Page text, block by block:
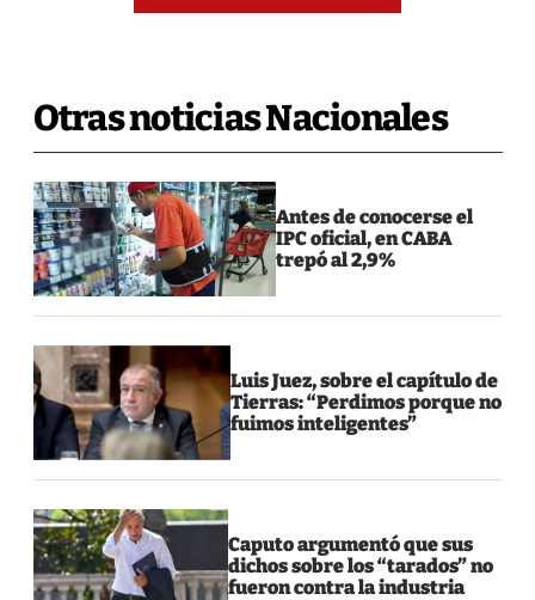
Otras noticias Nacionales
Antes de conocerse el
IPC oficial, en CABA
trepó al 2,9%
Luis Juez, sobre el capítulo de
Tierras: “Perdimos porque no
fuimos inteligentes”
Caputo argumentó que sus
dichos sobre los “tarados” no
fueron contra la industria